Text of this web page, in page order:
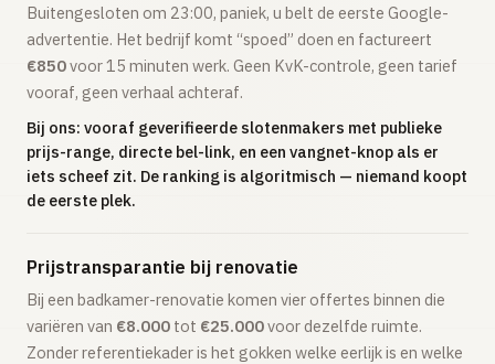
Buitengesloten om 23:00, paniek, u belt de eerste Google-
advertentie. Het bedrijf komt “spoed” doen en factureert
€850voor 15 minuten werk. Geen KvK-controle, geen tarief
vooraf, geen verhaal achteraf.
Bij ons: vooraf geverifieerde slotenmakers met publieke
prijs-range, directe bel-link, en een vangnet-knop als er
iets scheef zit. De ranking is algoritmisch — niemand koopt
de eerste plek.
Prijstransparantie bij renovatie
Bij een badkamer-renovatie komen vier offertes binnen die
variëren van €8.000 tot €25.000voor dezelfde ruimte.
Zonder referentiekader is het gokken welke eerlijk is en welke